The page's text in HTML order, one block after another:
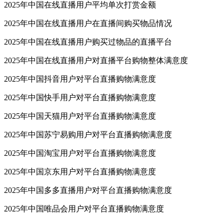
2025年中国在线直播用户平均单次打赏金额
2025年中国在线直播用户在直播间购买物品情况
2025年中国在线直播用户购买过物品的直播平台
2025年中国在线直播用户对直播平台购物整体满意度
2025年中国抖音用户对平台直播购物满意度
2025年中国快手用户对平台直播购物满意度
2025年中国天猫用户对平台直播购物满意度
2025年中国苏宁易购用户对平台直播购物满意度
2025年中国淘宝用户对平台直播购物满意度
2025年中国京东用户对平台直播购物满意度
2025年中国多多直播用户对平台直播购物满意度
2025年中国唯品会用户对平台直播购物满意度